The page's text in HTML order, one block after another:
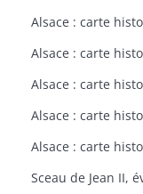
Alsace : carte
Alsace : carte
Alsace : carte
Alsace : carte
Alsace : carte
Sceau de Jean II,